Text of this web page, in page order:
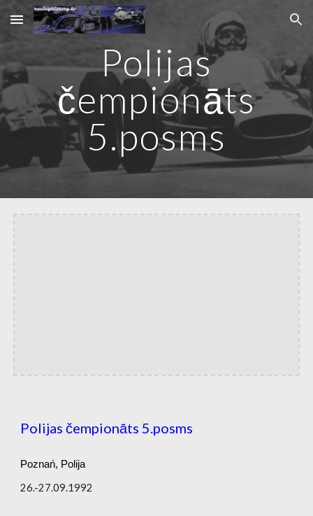
Skip to main content Skip to navigation
Polijas
čempionāts
5.posms
Polijas čempionāts 5.posms
Poznań, Polija
26.-27.09.1992